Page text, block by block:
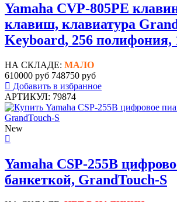
Yamaha CVP-805PE
клавиш, клавиатура
Keyboard, 256 полифония,
НА СКЛАДЕ: МАЛО
610000 руб 748750 руб
Добавить в избранное
АРТИКУЛ: 79874
New
Yamaha CSP-255B
банкеткой, GrandTouch-S